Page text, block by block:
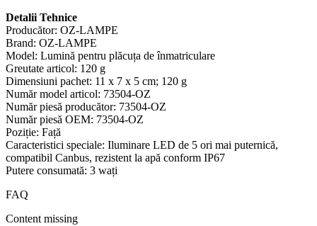
Detalii Tehnice
Producător: ‎OZ-LAMPE
Brand: ‎OZ-LAMPE
Model: ‎Lumină pentru plăcuța de înmatriculare
Greutate articol: ‎120 g
Dimensiuni pachet: ‎11 x 7 x 5 cm; 120 g
Număr model articol: ‎73504-OZ
Număr piesă producător: ‎73504-OZ
Număr piesă OEM: ‎73504-OZ
Poziție: ‎Față
Caracteristici speciale: ‎Iluminare LED de 5 ori mai puternică,
compatibil Canbus, rezistent la apă conform IP67
Putere consumată: ‎3 wați
FAQ
Content missing